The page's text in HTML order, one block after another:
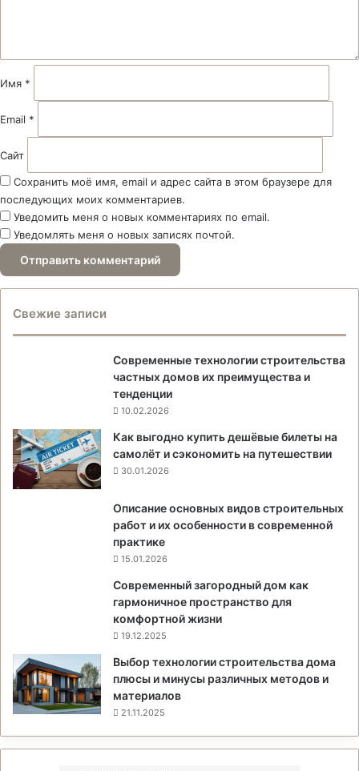
и
й
Имя *
Email *
Сайт
Сохранить моё имя, email и адрес сайта в этом браузере для
последующих моих комментариев.
Уведомить меня о новых комментариях по email.
Уведомлять меня о новых записях почтой.
Свежие записи
Современные технологии строительства
частных домов их преимущества и
тенденции
10.02.2026
Как выгодно купить дешёвые билеты на
самолёт и сэкономить на путешествии
30.01.2026
Описание основных видов строительных
работ и их особенности в современной
практике
15.01.2026
Современный загородный дом как
гармоничное пространство для
комфортной жизни
19.12.2025
Выбор технологии строительства дома
плюсы и минусы различных методов и
материалов
21.11.2025